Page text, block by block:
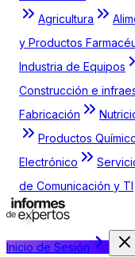
Agricultura
y Productos
Industria de Equipos
Construcción e
Fabricación
Productos
Electrónico
de Comunicación y TI
Inicio de Sesión